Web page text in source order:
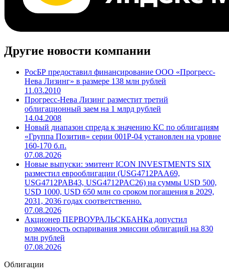
Другие новости компании
РосБР предоставил финансирование ООО «Прогресс-
Нева Лизинг» в размере 138 млн рублей
11.03.2010
Прогресс-Нева Лизинг разместит третий
облигационный заем на 1 млрд рублей
14.04.2008
Новый диапазон спреда к значению КС по облигациям
«Группа Позитив» серии 001Р-04 установлен на уровне
160-170 б.п.
07.08.2026
Новые выпуски: эмитент ICON INVESTMENTS SIX
разместил еврооблигации (USG4712PAA69,
USG4712PAB43, USG4712PAC26) на суммы USD 500,
USD 1000, USD 650 млн со сроком погашения в 2029,
2031, 2036 годах соответственно.
07.08.2026
Акционер ПЕРВОУРАЛЬСКБАНКа допустил
возможность оспаривания эмиссии облигаций на 830
млн рублей
07.08.2026
Облигации